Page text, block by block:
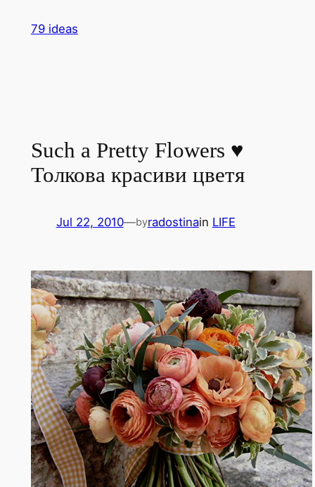
79 ideas
Such a Pretty Flowers ♥
Толкова красиви цветя
Jul 22, 2010—byradostinain LIFE